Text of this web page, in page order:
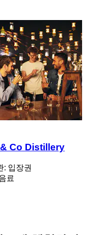
& Co Distillery
: 입장권
료